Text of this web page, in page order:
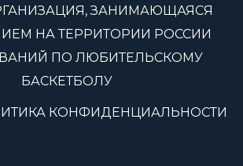
ЗАНИМАЮЩАЯСЯ
НА ТЕРРИТОРИИ РОССИИ
ПО ЛЮБИТЕЛЬСКОМУ
БАСКЕТБОЛУ
КОНФИДЕНЦИАЛЬНОСТИ